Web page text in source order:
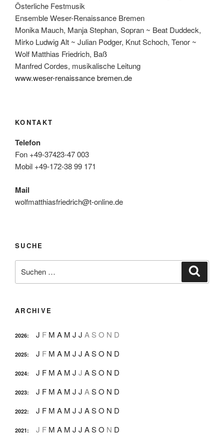
Österliche Festmusik
Ensemble Weser-Renaissance Bremen
Monika Mauch, Manja Stephan, Sopran ~ Beat Duddeck,
Mirko Ludwig Alt ~ Julian Podger, Knut Schoch, Tenor ~
Wolf Matthias Friedrich, Baß
Manfred Cordes, musikalische Leitung
www.weser-renaissance bremen.de
KONTAKT
Telefon
Fon +49-37423-47 003
Mobil +49-172-38 99 171
Mail
wolfmatthiasfriedrich@t-online.de
SUCHE
nach:
ARCHIVE
2026: J F M A M J J A S O N D
2025: J F M A M J J ASO N D
2024: J F M A M J J ASO N D
2023: J F M A M J J ASO N D
2022: J F M A M J J ASO N D
2021: J F M A M J J ASO N D